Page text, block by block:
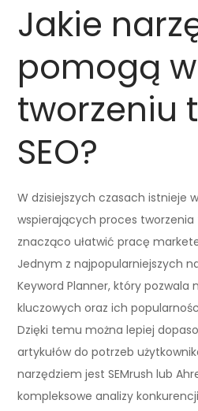
Jakie
pomogą w
tworzeniu
SEO?
W dzisiejszych czasach istnieje
wspierających proces tworzenia
znacząco ułatwić pracę
Jednym z najpopularniejszych
Keyword Planner, który pozwala
kluczowych oraz ich
Dzięki temu można lepiej
artykułów do potrzeb
narzędziem jest SEMrush lub
kompleksowe analizy